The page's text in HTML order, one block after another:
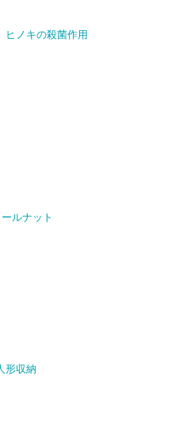
ヒノキの殺菌作用
ルナット
形収納